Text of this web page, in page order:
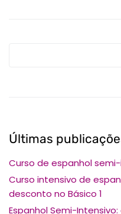
Últimas
Curso de espanhol
Curso intensivo de
desconto no Básico 1
Espanhol Semi-